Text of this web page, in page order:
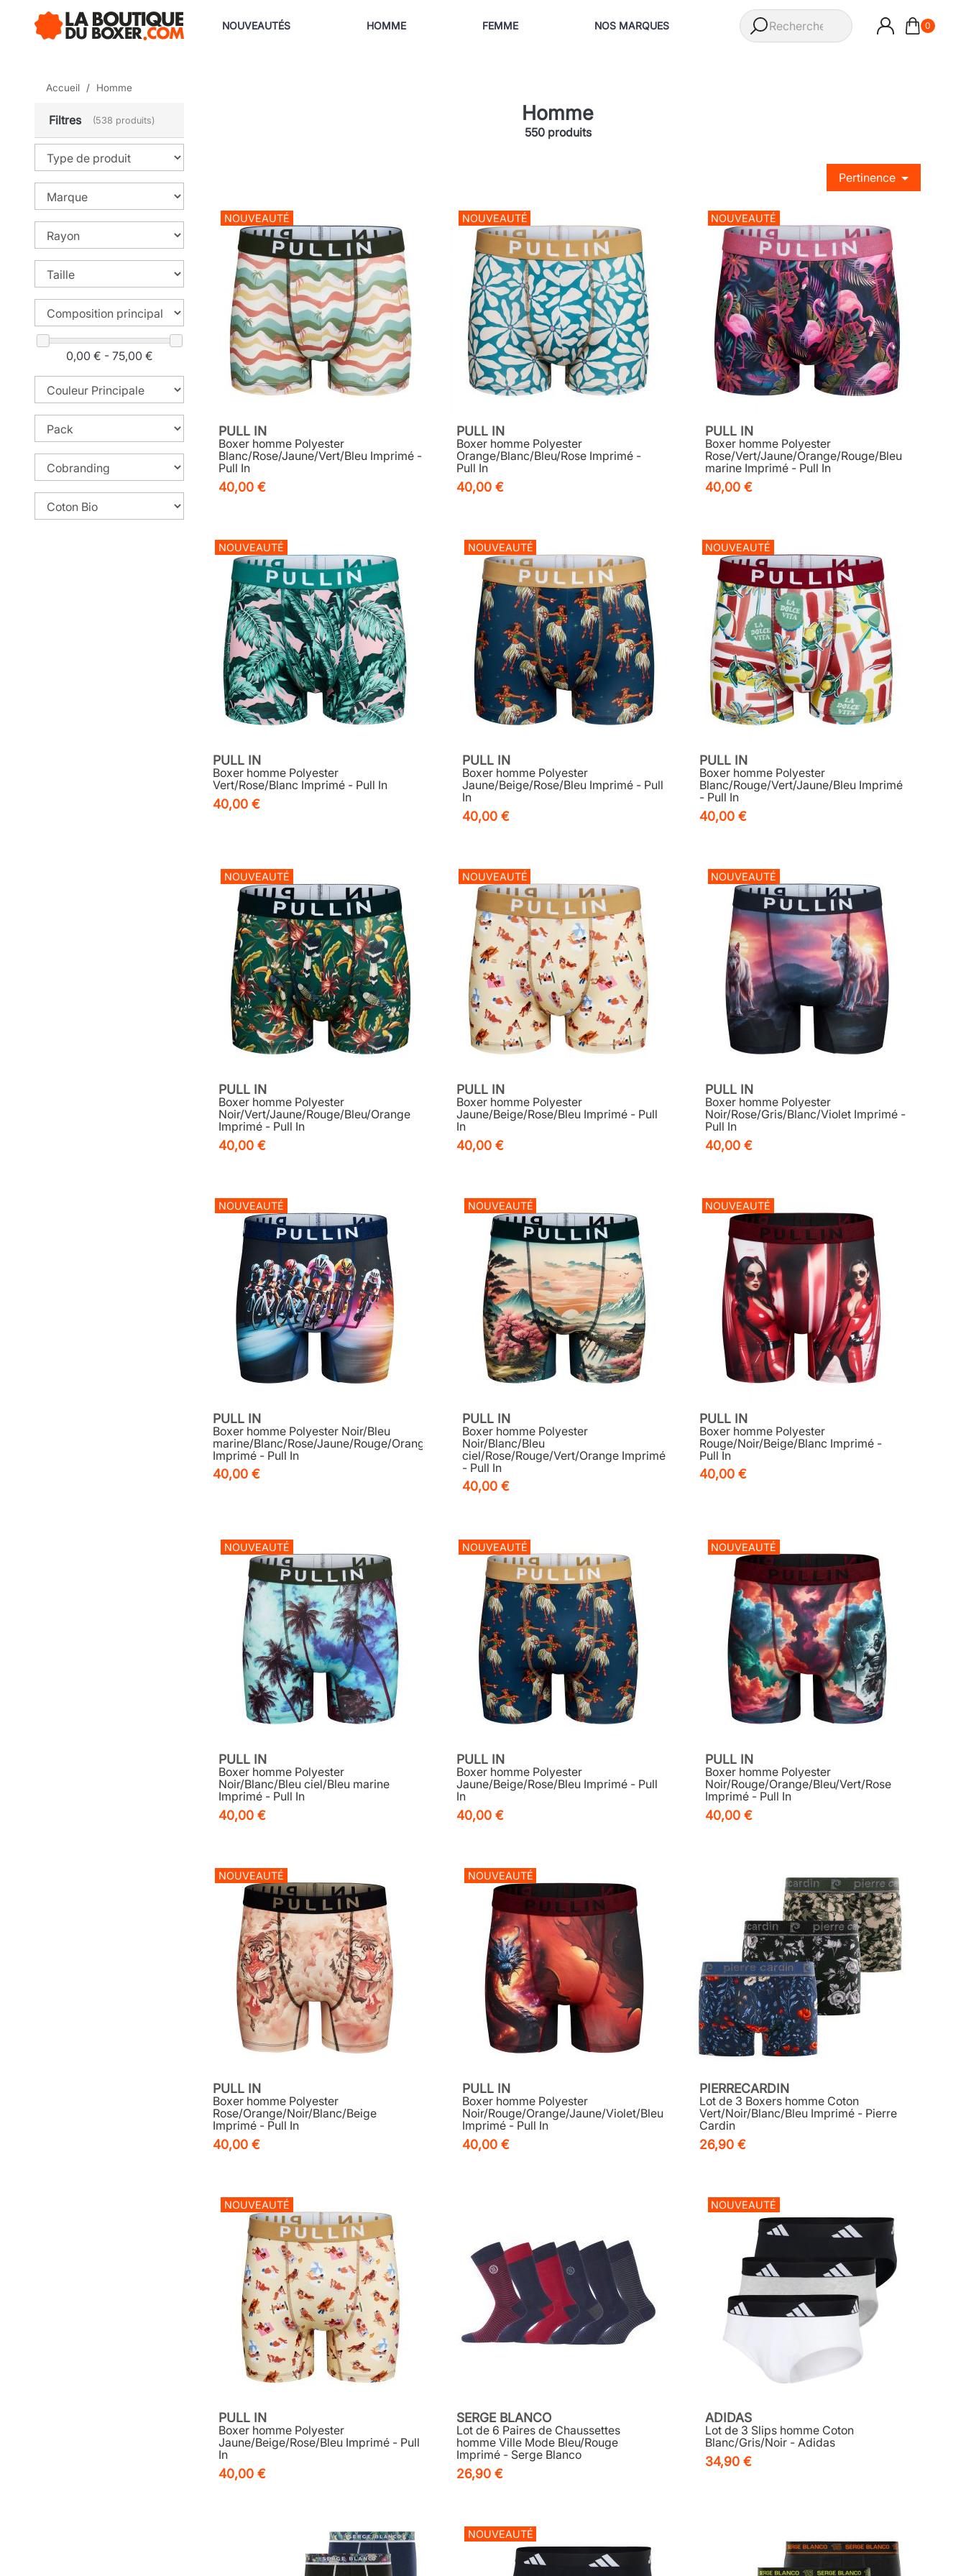
NOUVEAUTÉS HOMME FEMME NOS MARQUES 0
Accueil Homme
Filtres (538 produits)
0,00 € - 75,00 €
Homme
550 produits
Pertinence
NOUVEAUTÉ
PULL IN
Boxer homme Polyester
Blanc/Rose/Jaune/Vert/Bleu Imprimé -
Pull In
40,00 €
NOUVEAUTÉ
PULL IN
Boxer homme Polyester
Orange/Blanc/Bleu/Rose Imprimé -
Pull In
40,00 €
NOUVEAUTÉ
PULL IN
Boxer homme Polyester
Rose/Vert/Jaune/Orange/Rouge/Bleu
marine Imprimé - Pull In
40,00 €
NOUVEAUTÉ
PULL IN
Boxer homme Polyester
Vert/Rose/Blanc Imprimé - Pull In
40,00 €
NOUVEAUTÉ
PULL IN
Boxer homme Polyester
Jaune/Beige/Rose/Bleu Imprimé - Pull
In
40,00 €
NOUVEAUTÉ
PULL IN
Boxer homme Polyester
Blanc/Rouge/Vert/Jaune/Bleu Imprimé
- Pull In
40,00 €
NOUVEAUTÉ
PULL IN
Boxer homme Polyester
Noir/Vert/Jaune/Rouge/Bleu/Orange
Imprimé - Pull In
40,00 €
NOUVEAUTÉ
PULL IN
Boxer homme Polyester
Jaune/Beige/Rose/Bleu Imprimé - Pull
In
40,00 €
NOUVEAUTÉ
PULL IN
Boxer homme Polyester
Noir/Rose/Gris/Blanc/Violet Imprimé -
Pull In
40,00 €
NOUVEAUTÉ
PULL IN
Boxer homme Polyester Noir/Bleu
marine/Blanc/Rose/Jaune/Rouge/Orange/
Imprimé - Pull In
40,00 €
NOUVEAUTÉ
PULL IN
Boxer homme Polyester
Noir/Blanc/Bleu
ciel/Rose/Rouge/Vert/Orange Imprimé
- Pull In
40,00 €
NOUVEAUTÉ
PULL IN
Boxer homme Polyester
Rouge/Noir/Beige/Blanc Imprimé -
Pull In
40,00 €
NOUVEAUTÉ
PULL IN
Boxer homme Polyester
Noir/Blanc/Bleu ciel/Bleu marine
Imprimé - Pull In
40,00 €
NOUVEAUTÉ
PULL IN
Boxer homme Polyester
Jaune/Beige/Rose/Bleu Imprimé - Pull
In
40,00 €
NOUVEAUTÉ
PULL IN
Boxer homme Polyester
Noir/Rouge/Orange/Bleu/Vert/Rose
Imprimé - Pull In
40,00 €
NOUVEAUTÉ
PULL IN
Boxer homme Polyester
Rose/Orange/Noir/Blanc/Beige
Imprimé - Pull In
40,00 €
NOUVEAUTÉ
PULL IN
Boxer homme Polyester
Noir/Rouge/Orange/Jaune/Violet/Bleu
Imprimé - Pull In
40,00 €
PIERRECARDIN
Lot de 3 Boxers homme Coton
Vert/Noir/Blanc/Bleu Imprimé - Pierre
Cardin
26,90 €
NOUVEAUTÉ
PULL IN
Boxer homme Polyester
Jaune/Beige/Rose/Bleu Imprimé - Pull
In
40,00 €
SERGE BLANCO
Lot de 6 Paires de Chaussettes
homme Ville Mode Bleu/Rouge
Imprimé - Serge Blanco
26,90 €
NOUVEAUTÉ
ADIDAS
Lot de 3 Slips homme Coton
Blanc/Gris/Noir - Adidas
34,90 €
NOUVEAUTÉ